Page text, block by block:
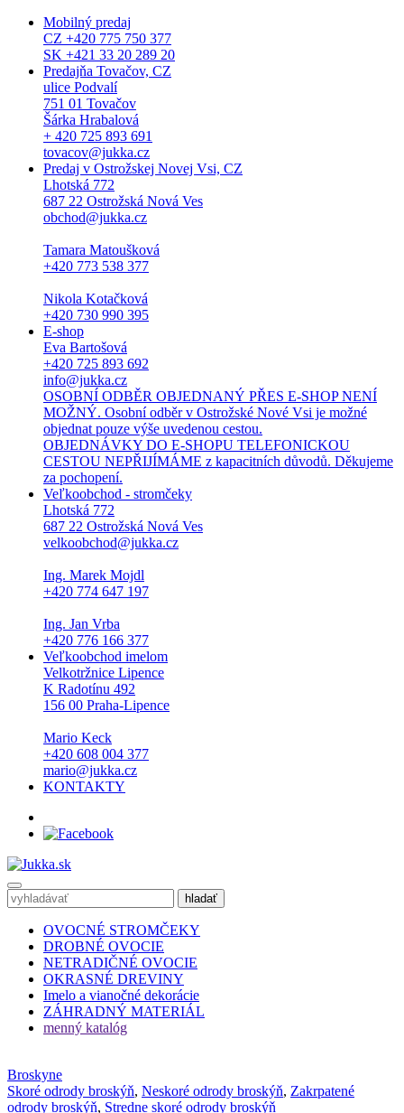
Mobilný predaj
CZ +420 775 750 377
SK +421 33 20 289 20
Predajňa Tovačov, CZ
ulice Podvalí
751 01 Tovačov
Šárka Hrabalová
+ 420 725 893 691
tovacov@jukka.cz
Predaj v Ostrožskej Novej Vsi, CZ
Lhotská 772
687 22 Ostrožská Nová Ves
obchod@jukka.cz
Tamara Matoušková
+420 773 538 377
Nikola Kotačková
+420 730 990 395
E-shop
Eva Bartošová
+420 725 893 692
info@jukka.cz
OSOBNÍ ODBĚR OBJEDNANÝ PŘES E-SHOP NENÍ
MOŽNÝ. Osobní odběr v Ostrožské Nové Vsi je možné
objednat pouze výše uvedenou cestou.
OBJEDNÁVKY DO E-SHOPU TELEFONICKOU
CESTOU NEPŘIJÍMÁME z kapacitních důvodů. Děkujeme
za pochopení.
Veľkoobchod - stromčeky
Lhotská 772
687 22 Ostrožská Nová Ves
velkoobchod@jukka.cz
Ing. Marek Mojdl
+420 774 647 197
Ing. Jan Vrba
+420 776 166 377
Veľkoobchod imelom
Velkotržnice Lipence
K Radotínu 492
156 00 Praha-Lipence
Mario Keck
+420 608 004 377
mario@jukka.cz
KONTAKTY
OVOCNÉ STROMČEKY
DROBNÉ OVOCIE
NETRADIČNÉ OVOCIE
OKRASNÉ DREVINY
Imelo a vianočné dekorácie
ZÁHRADNÝ MATERIÁL
menný katalóg
Broskyne
Skoré odrody broskýň, Neskoré odrody broskýň, Zakrpatené
odrody broskýň, Stredne skoré odrody broskýň